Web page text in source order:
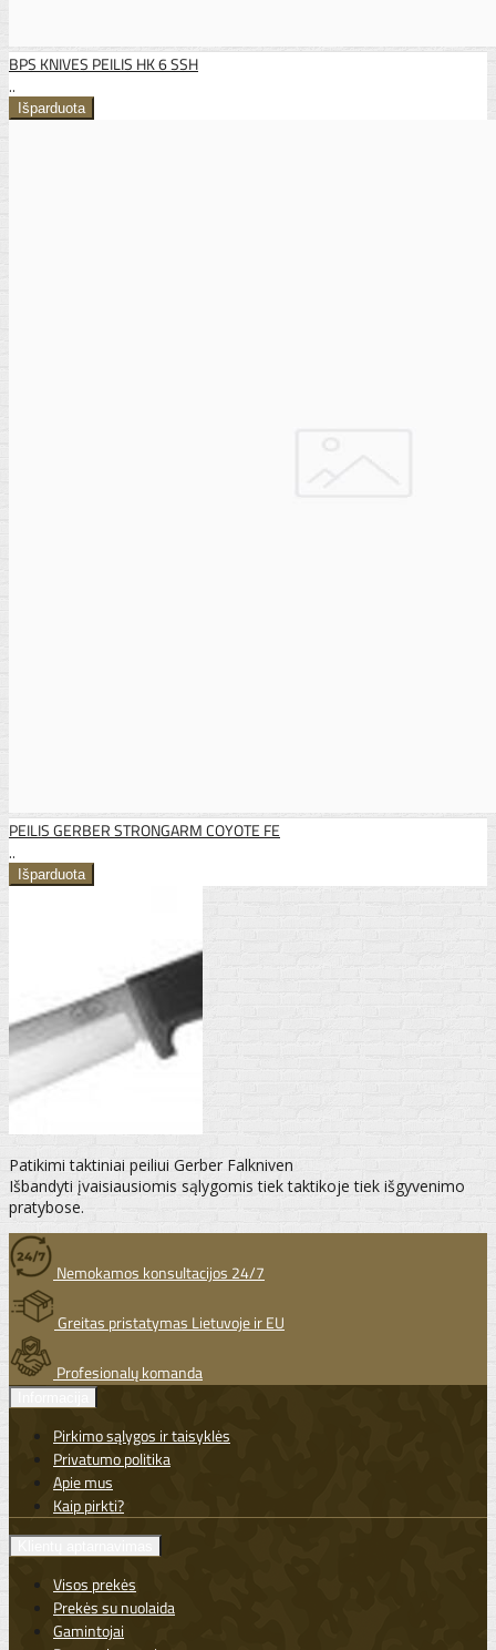
BPS KNIVES PEILIS HK 6 SSH
..
PEILIS GERBER STRONGARM COYOTE FE
..
Patikimi taktiniai peiliui Gerber Falkniven
Išbandyti įvaisiausiomis sąlygomis tiek taktikoje tiek išgyvenimo
pratybose.
Nemokamos konsultacijos 24/7
Greitas pristatymas Lietuvoje ir EU
Profesionalų komanda
Pirkimo sąlygos ir taisyklės
Privatumo politika
Apie mus
Kaip pirkti?
Visos prekės
Prekės su nuolaida
Gamintojai